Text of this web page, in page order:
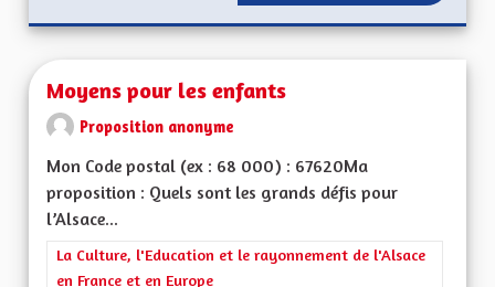
Moyens pour les enfants
Proposition anonyme
Mon Code postal (ex : 68 000) : 67620Ma
proposition : Quels sont les grands défis pour
l’Alsace...
Filtrer les résultats de la catégorie : La Culture, l'Education et
La Culture, l'Education et le rayonnement de l'Alsace
en France et en Europe